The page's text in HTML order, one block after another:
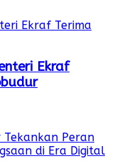
Ekraf